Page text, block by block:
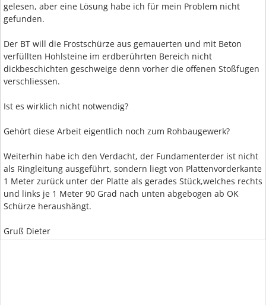
gelesen, aber eine Lösung habe ich für mein Problem nicht
gefunden.
Der BT will die Frostschürze aus gemauerten und mit Beton
verfüllten Hohlsteine im erdberührten Bereich nicht
dickbeschichten geschweige denn vorher die offenen Stoßfugen
verschliessen.
Ist es wirklich nicht notwendig?
Gehört diese Arbeit eigentlich noch zum Rohbaugewerk?
Weiterhin habe ich den Verdacht, der Fundamenterder ist nicht
als Ringleitung ausgeführt, sondern liegt von Plattenvorderkante
1 Meter zurück unter der Platte als gerades Stück,welches rechts
und links je 1 Meter 90 Grad nach unten abgebogen ab OK
Schürze heraushängt.
Gruß Dieter